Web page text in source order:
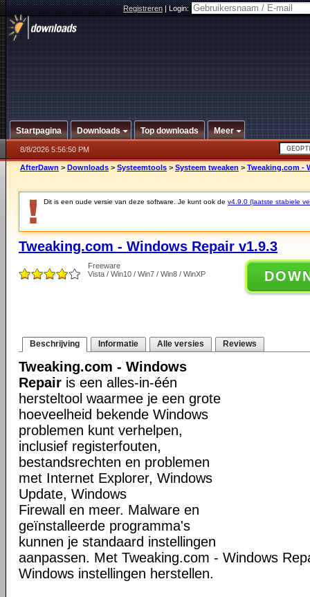
Registreren|Login:
Startpagina Downloads Top downloads Meer
8/8/2026 5:56:50 PM
AfterDawn > Downloads > Systeemtools > Systeem tweaken > Tweaking.com -
Dit is een oude versie van deze software. Je kunt ook de v4.9.0 (laatste stabiele
Tweaking.com - Windows Repair v1.9.3
Freeware
Vista / Win10 / Win7 / Win8 / WinXP
Beschrijving Informatie Alle versies Reviews
Tweaking.com - Windows
Repair is een alles-in-één
hersteltool waarmee je een grote
hoeveelheid bekende Windows
problemen kunt verhelpen,
inclusief registerfouten,
bestandsrechten en problemen
met Internet Explorer, Windows
Update, Windows
Firewall en meer. Malware en
geïnstalleerde programma's
kunnen je standaard instellingen
aanpassen. Met Tweaking.com - Windows
Windows instellingen herstellen.